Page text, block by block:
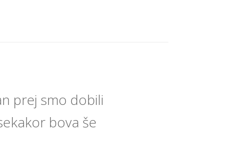
prej smo dobili
bova še